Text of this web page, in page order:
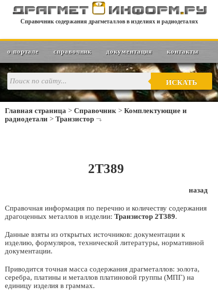
Справочник содержания драгметаллов в изделиях и радиодеталях
о портале справочник документация контакты
ИСКАТЬ
Главная страница > Справочник > Комплектующие и
радиодетали > Транзистор
2Т389
назад
Справочная информация по перечню и количеству содержания
драгоценных металлов в изделии: Транзистор 2Т389.
Данные взяты из открытых источников: документации к
изделию, формуляров, технической литературы, нормативной
документации.
Приводится точная масса содержания драгметаллов: золота,
серебра, платины и металлов платиновой группы (МПГ) на
единицу изделия в граммах.